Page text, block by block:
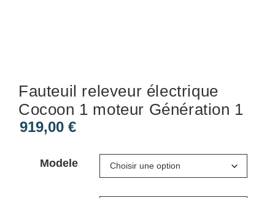
Fauteuil releveur électrique
Cocoon 1 moteur Génération 1
919,00 €
Modele